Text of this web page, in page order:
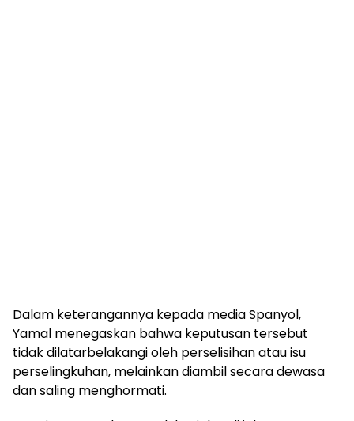
Dalam keterangannya kepada media Spanyol,
Yamal menegaskan bahwa keputusan tersebut
tidak dilatarbelakangi oleh perselisihan atau isu
perselingkuhan, melainkan diambil secara dewasa
dan saling menghormati.